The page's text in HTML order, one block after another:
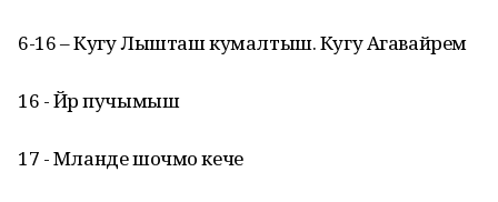
6-16 – Кугу Лышташ кумалтыш. Кугу Агавайрем
16 - Йӱр пучымыш
17 - Мланде шочмо кече